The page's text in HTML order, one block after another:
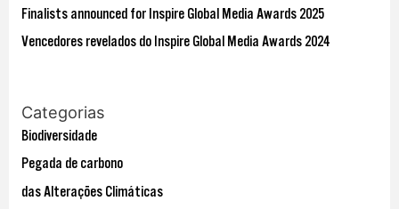
Finalists announced for Inspire Global Media Awards 2025
Vencedores revelados do Inspire Global Media Awards 2024
Categorias
Biodiversidade
Pegada de carbono
das Alterações Climáticas